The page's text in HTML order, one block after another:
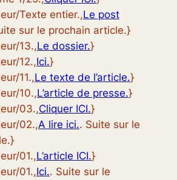
Texte entier.,Le post
sur le prochain article.}
13.,Le dossier.}
12.,Ici.}
11.,Le texte de l’article.}
10.,L’article de presse.}
03.,Cliquer ICI.}
02.,A lire ici.. Suite sur le
01.,L’article ICI.}
01.,Ici.. Suite sur le